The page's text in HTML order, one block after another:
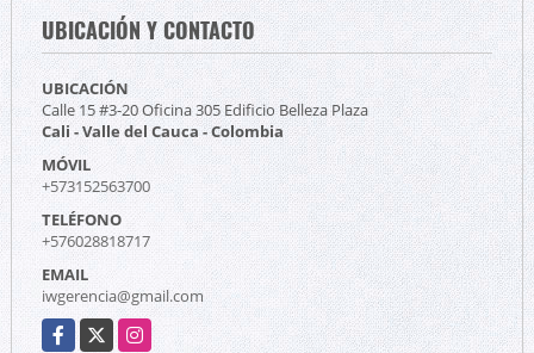
UBICACIÓN Y CONTACTO
UBICACIÓN
Calle 15 #3-20 Oficina 305 Edificio Belleza Plaza
Cali - Valle del Cauca - Colombia
MÓVIL
+573152563700
TELÉFONO
+576028818717
EMAIL
iwgerencia@gmail.com
Facebook
X Instagram